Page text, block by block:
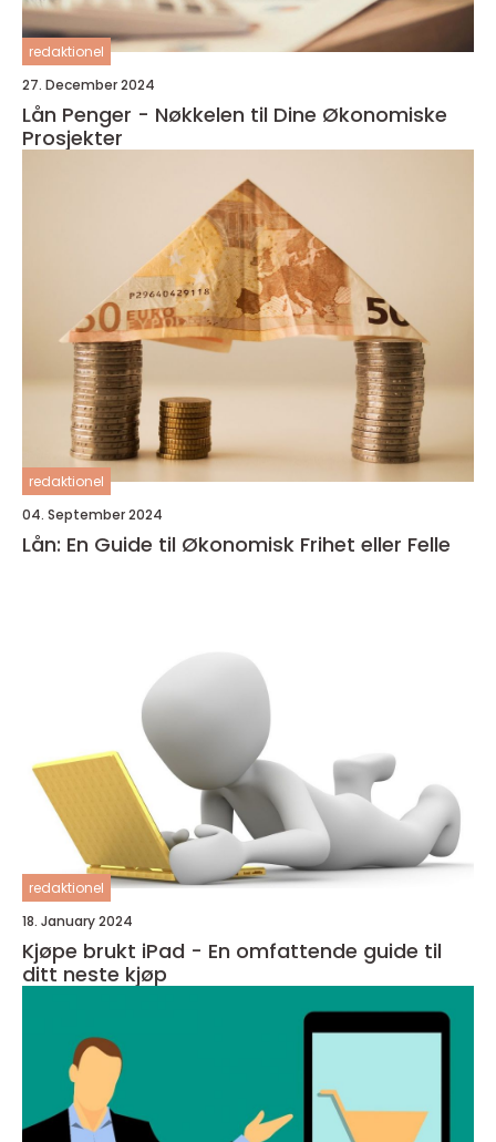
redaktionel
27. December 2024
Lån Penger - Nøkkelen til Dine Økonomiske
Prosjekter
redaktionel
04. September 2024
Lån: En Guide til Økonomisk Frihet eller Felle
redaktionel
18. January 2024
Kjøpe brukt iPad - En omfattende guide til
ditt neste kjøp